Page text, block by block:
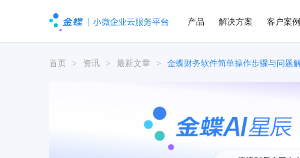
产品 解决方案 客户案例
首页 > 资讯 > 最新文章 > 金蝶财务软件简单操作步骤与问题